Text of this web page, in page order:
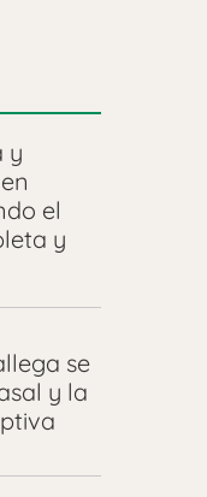
y
el
y
se
y la